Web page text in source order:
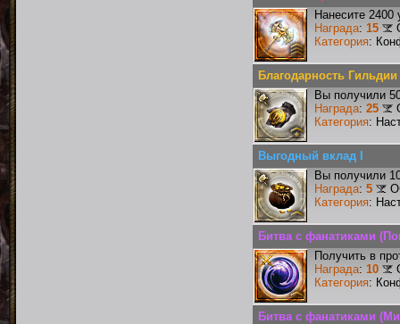
Нанесите 2400
Награда: 15
Категория:
Благодарность Гильдии
Вы получили
Награда: 25
Категория:
Выгодный вклад I
Вы получили
Награда: 5
Категория:
Битва с фанатиками
Получить в
Награда: 10
Категория:
Битва с фанатиками